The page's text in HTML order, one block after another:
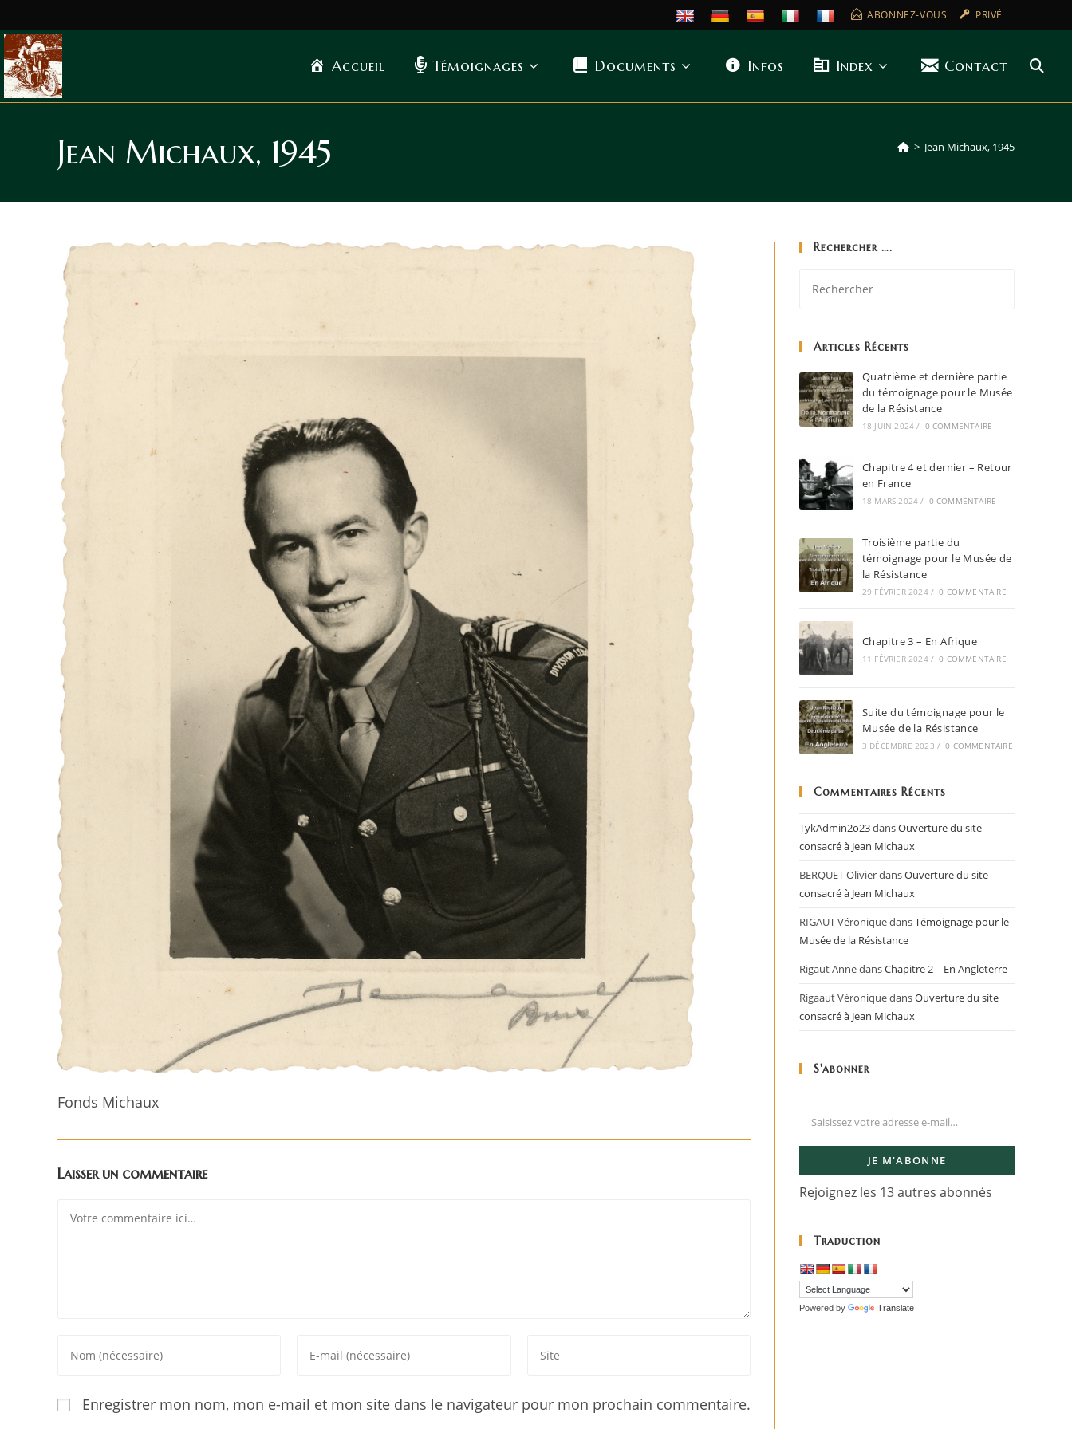
ABONNEZ-VOUS PRIVÉ
Accueil Témoignages Documents Infos Index Contact
Jean Michaux, 1945 > Jean Michaux, 1945
Fonds Michaux
Laisser un commentaire
Enregistrer mon nom, mon e-mail et mon site dans le navigateur pour mon prochain commentaire.
Rechercher ….
Articles Récents
Quatrième et dernière partie
du témoignage pour le Musée
de la Résistance
18 JUIN 2024 / 0 COMMENTAIRE
Chapitre 4 et dernier – Retour
en France
18 MARS 2024 / 0 COMMENTAIRE
Troisième partie du
témoignage pour le Musée de
la Résistance
29 FÉVRIER 2024 / 0 COMMENTAIRE
Chapitre 3 – En Afrique
11 FÉVRIER 2024 / 0 COMMENTAIRE
Suite du témoignage pour le
Musée de la Résistance
3 DÉCEMBRE 2023 / 0 COMMENTAIRE
Commentaires Récents
TykAdmin2o23dansOuverture du site
consacré à Jean Michaux
BERQUET OlivierdansOuverture du site
consacré à Jean Michaux
RIGAUT VéroniquedansTémoignage pour le
Musée de la Résistance
Rigaut AnnedansChapitre 2 – En Angleterre
Rigaaut VéroniquedansOuverture du site
consacré à Jean Michaux
S'abonner
JE M'ABONNE
Rejoignez les 13 autres abonnés
Traduction
Powered by Translate